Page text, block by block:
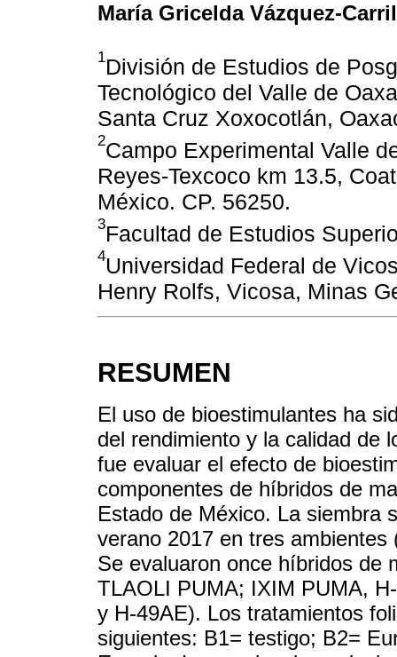
María Gricelda Vázquez-
1División de Estudios de
Tecnológico del Valle de
Santa Cruz Xoxocotlán,
2Campo Experimental Valle
Reyes-Texcoco km 13.5,
México. CP. 56250.
3Facultad de Estudios
4Universidad Federal de
Henry Rolfs, Vicosa, Minas
RESUMEN
El uso de bioestimulantes ha
del rendimiento y la calidad de
fue evaluar el efecto de
componentes de híbridos de
Estado de México. La siembra
verano 2017 en tres
Se evaluaron once híbridos de
TLAOLI PUMA; IXIM PUMA,
y H-49AE). Los tratamientos
siguientes: B1= testigo; B2=